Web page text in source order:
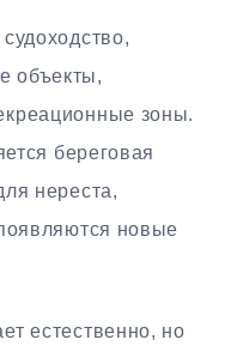
объекты,
зоны.
береговая
нереста,
новые
естественно, но